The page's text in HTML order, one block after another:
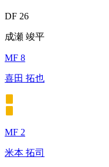
DF 26
成瀬 竣平
MF 8
喜田 拓也
MF 2
米本 拓司